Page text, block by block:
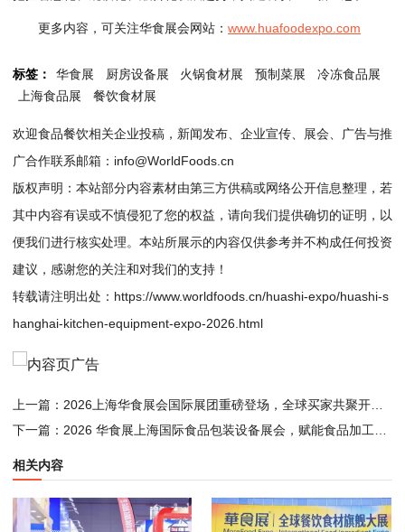
更多内容，可关注华食展会网站： www.huafoodexpo.com
标签： 华食展 厨房设备展 火锅食材展 预制菜展
冷冻食品展
上海食品展
餐饮食材展
欢迎食品餐饮相关企业投稿，新闻发布、企业宣传、展会、广告与推
广合作联系邮箱：info@WorldFoods.cn
版权声明：本站部分内容素材由第三方供稿或网络公开信息整理，若
其中内容有误或不慎侵犯了您的权益，请向我们提供确切的证明，以
便我们进行核实处理。本站所展示的内容仅供参考并不构成任何投资
建议，感谢您的关注和对我们的支持！
转载请注明出处： https://www.worldfoods.cn/huashi-expo/huashi-s
hanghai-kitchen-equipment-expo-2026.html
上一篇： 2026上海华食展会国际展团重磅登场，全球买家共聚开启餐饮食材新征程
下一篇： 2026 华食展上海国际食品包装设备展会，赋能食品加工包装产业升级
相关内容